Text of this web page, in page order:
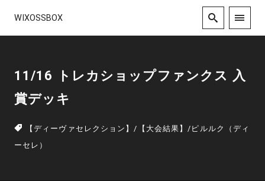
WIXOSSBOX
11/16 トレカショップファンクス 入
賞デッキ
【ディーヴァセレクション】/ 【大会結果】/ ピルルク（ディ
ーセレ）